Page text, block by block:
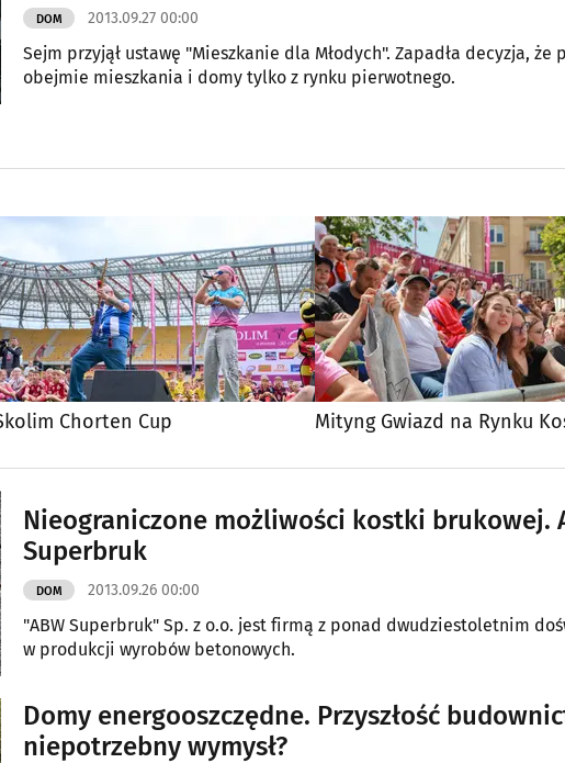
DOM 2013.09.27 00:00
Sejm przyjął ustawę "Mieszkanie dla Młodych". Zapadła decyzja, że
obejmie mieszkania i domy tylko z rynku pierwotnego.
Chorten Cup Mityng Gwiazd na Rynku
Nieograniczone możliwości kostki brukowej.
Superbruk
DOM 2013.09.26 00:00
"ABW Superbruk" Sp. z o.o. jest firmą z ponad dwudziestoletnim
w produkcji wyrobów betonowych.
Domy energooszczędne. Przyszłość
niepotrzebny wymysł?